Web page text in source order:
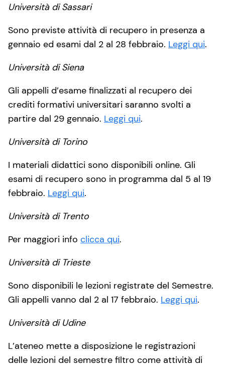
Università di Sassari
Sono previste attività di recupero in presenza a
gennaio ed esami dal 2 al 28 febbraio. Leggi qui.
Università di Siena
Gli appelli d’esame finalizzati al recupero dei
crediti formativi universitari saranno svolti a
partire dal 29 gennaio. Leggi qui.
Università di Torino
I materiali didattici sono disponibili online. Gli
esami di recupero sono in programma dal 5 al 19
febbraio. Leggi qui.
Università di Trento
Per maggiori info clicca qui.
Università di Trieste
Sono disponibili le lezioni registrate del Semestre.
Gli appelli vanno dal 2 al 17 febbraio. Leggi qui.
Università di Udine
L’ateneo mette a disposizione le registrazioni
delle lezioni del semestre filtro come attività di